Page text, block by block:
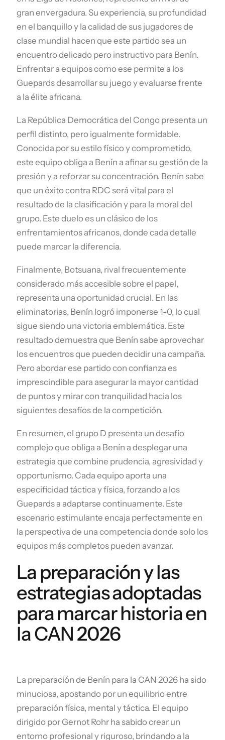
gran envergadura. Su experiencia, su profundidad
en el banquillo y la calidad de sus jugadores de
clase mundial hacen que este partido sea un
encuentro delicado pero instructivo para Benín.
Enfrentar a equipos como ese permite a los
Guepards desarrollar su juego y evaluarse frente
a la élite africana.
La República Democrática del Congo presenta un
perfil distinto, pero igualmente formidable.
Conocida por su estilo físico y comprometido,
este equipo obliga a Benín a afinar su gestión de la
presión y a reforzar su concentración. Benín sabe
que un éxito contra RDC será vital para el
resultado de la clasificación y para la moral del
grupo. Este duelo es un clásico de los
enfrentamientos africanos, donde cada detalle
puede marcar la diferencia.
Finalmente, Botsuana, rival frecuentemente
considerado más accesible sobre el papel,
representa una oportunidad crucial. En las
eliminatorias, Benín logró imponerse 1-0, lo cual
sigue siendo una victoria emblemática. Este
resultado demuestra que Benín sabe aprovechar
los encuentros que pueden decidir una campaña.
Pero abordar ese partido con confianza es
imprescindible para asegurar la mayor cantidad
de puntos y mirar con tranquilidad hacia los
siguientes desafíos de la competición.
En resumen, el grupo D presenta un desafío
complejo que obliga a Benín a desplegar una
estrategia que combine prudencia, agresividad y
opportunismo. Cada equipo aporta una
especificidad táctica y física, forzando a los
Guepards a adaptarse continuamente. Este
escenario estimulante encaja perfectamente en
la perspectiva de una competencia donde solo los
equipos más completos pueden avanzar.
La preparación y las
estrategias adoptadas
para marcar historia en
la CAN 2026
La preparación de Benín para la CAN 2026 ha sido
minuciosa, apostando por un equilibrio entre
preparación física, mental y táctica. El equipo
dirigido por Gernot Rohr ha sabido crear un
entorno profesional y riguroso, brindando a la